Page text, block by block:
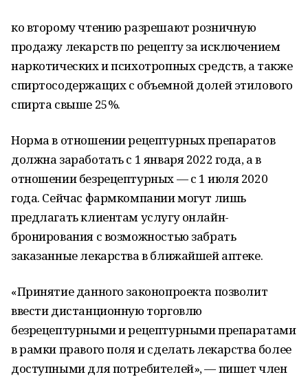
ко второму чтению разрешают розничную
продажу лекарств по рецепту за исключением
наркотических и психотропных средств, а также
спиртосодержащих с объемной долей этилового
спирта свыше 25%.
Норма в отношении рецептурных препаратов
должна заработать с 1 января 2022 года, а в
отношении безрецептурных — с 1 июля 2020
года. Сейчас фармкомпании могут лишь
предлагать клиентам услугу онлайн-
бронирования с возможностью забрать
заказанные лекарства в ближайшей аптеке.
«Принятие данного законопроекта позволит
ввести дистанционную торговлю
безрецептурными и рецептурными препаратами
в рамки правого поля и сделать лекарства более
доступными для потребителей», — пишет член